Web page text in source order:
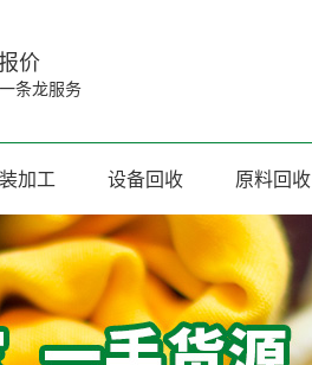
价
条龙服务
加工 设备回收 原料回收